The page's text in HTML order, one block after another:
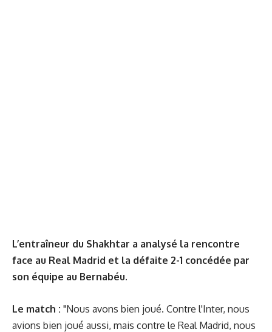
L’entraîneur du Shakhtar a analysé la rencontre
face au Real Madrid et la défaite 2-1 concédée par
son équipe au Bernabéu.
Le match : "Nous avons bien joué. Contre l'Inter, nous
avions bien joué aussi, mais contre le Real Madrid, nous